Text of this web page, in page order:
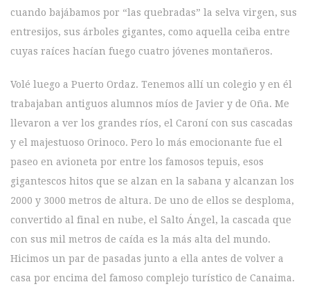
cuando bajábamos por “las quebradas” la selva virgen, sus
entresijos, sus árboles gigantes, como aquella ceiba entre
cuyas raíces hacían fuego cuatro jóvenes montañeros.
Volé luego a Puerto Ordaz. Tenemos allí un colegio y en él
trabajaban antiguos alumnos míos de Javier y de Oña. Me
llevaron a ver los grandes ríos, el Caroní con sus cascadas
y el majestuoso Orinoco. Pero lo más emocionante fue el
paseo en avioneta por entre los famosos tepuis, esos
gigantescos hitos que se alzan en la sabana y alcanzan los
2000 y 3000 metros de altura. De uno de ellos se desploma,
convertido al final en nube, el Salto Ángel, la cascada que
con sus mil metros de caída es la más alta del mundo.
Hicimos un par de pasadas junto a ella antes de volver a
casa por encima del famoso complejo turístico de Canaima.